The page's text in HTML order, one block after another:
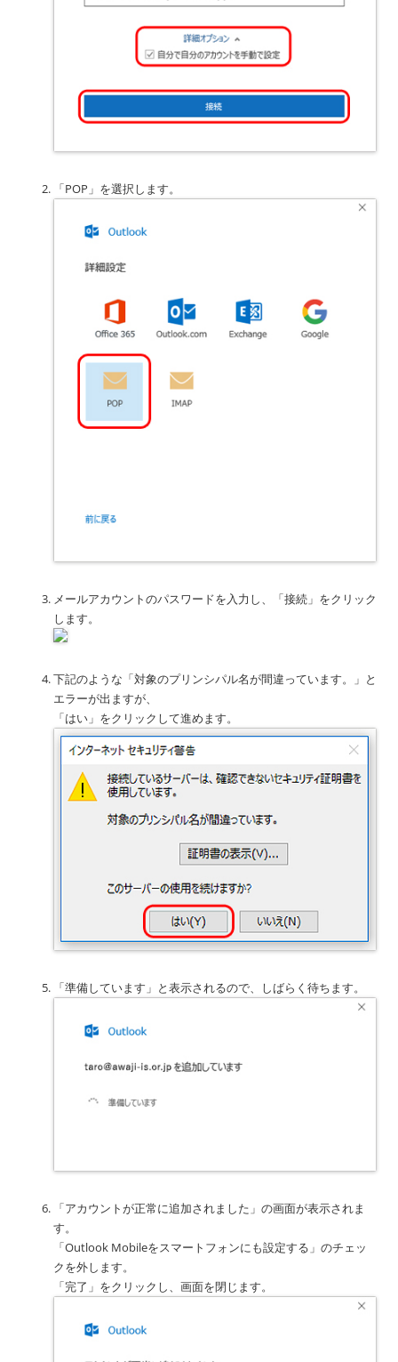
「POP」を選択します。
メールアカウントのパスワードを入力し、「接続」をクリック
します。
下記のような「対象のプリンシパル名が間違っています。」と
エラーが出ますが、
「はい」をクリックして進めます。
「準備しています」と表示されるので、しばらく待ちます。
「アカウントが正常に追加されました」の画面が表示されま
す。
「Outlook Mobileをスマートフォンにも設定する」のチェッ
クを外します。
「完了」をクリックし、画面を閉じます。